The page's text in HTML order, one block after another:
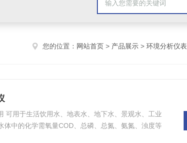
您的位置： 网站首页 > 产品展示 > 环境分析仪表
可用于生活饮用水、地表水、地下水、景观水、工业
体中的化学需氧量COD、总磷、总氮、氨氮、浊度等